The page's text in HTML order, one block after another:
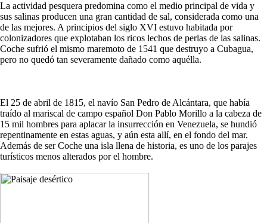
La actividad pesquera predomina como el medio principal de vida y
sus salinas producen una gran cantidad de sal, considerada como una
de las mejores. A principios del siglo XVI estuvo habitada por
colonizadores que explotaban los ricos lechos de perlas de las salinas.
Coche sufrió el mismo maremoto de 1541 que destruyo a Cubagua,
pero no quedó tan severamente dañado como aquélla.
El 25 de abril de 1815, el navío San Pedro de Alcántara, que había
traído al mariscal de campo español Don Pablo Morillo a la cabeza de
15 mil hombres para aplacar la insurrección en Venezuela, se hundió
repentinamente en estas aguas, y aún esta allí, en el fondo del mar.
Además de ser Coche una isla llena de historia, es uno de los parajes
turísticos menos alterados por el hombre.